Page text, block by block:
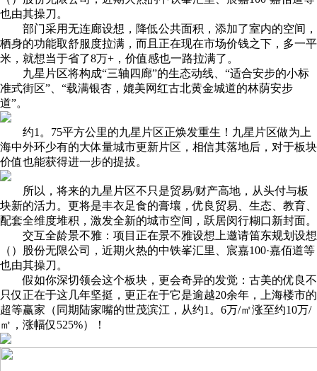
也由其操刀。
部门采用无连廊设想，降低公共面积，添加了室内的空间，
栖身的功能取舒服度拉满，而且正在现在市场价钱之下，多一平
米，就想当于省了8万+，价值感也一路拉满了。
九星片区将构成“三轴四廊”的生态动线、“适合安步的小标
准式街区”、“载满银杏，媲美网红古北黄金城道的林荫安步
道”。
约1。75平方公里的九星片区正焕发重生！九星片区做为上
海中外环少有的大体量城市更新片区，相信其落地后，对于板块
价值也能获得进一步的提拔。
所以，将来的九星片区不只是贸易/财产高地，从头付与板
块新的活力。更将是丰衣足食的膏壤，优良贸易、生态、教育、
配套全维度堆积，激发全新的城市空间，跃居闵行糊口新封面。
交互全龄景不雅：项目正在景不雅设想上邀请笛东规划设想
（）股份无限公司，近期火热的中铁峯汇里、宸嘉100·嘉佰道等
也由其操刀。
假如你深切领会这个板块，更会奇异的发觉：古美的优良不
只仅正在于这几年坚挺，更正在于它是逾越20余年，上海楼市的
超等赢家（同期陆家嘴的世茂滨江，从约1。6万/㎡涨至约10万/
㎡，涨幅仅525%）！